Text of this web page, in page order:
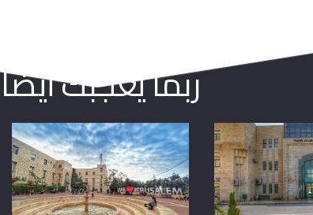
ربما يعجبك أيضا